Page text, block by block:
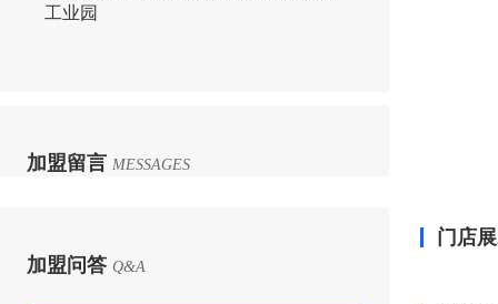
工业园
加盟留言 MESSAGES
加盟问答 Q&A
门店